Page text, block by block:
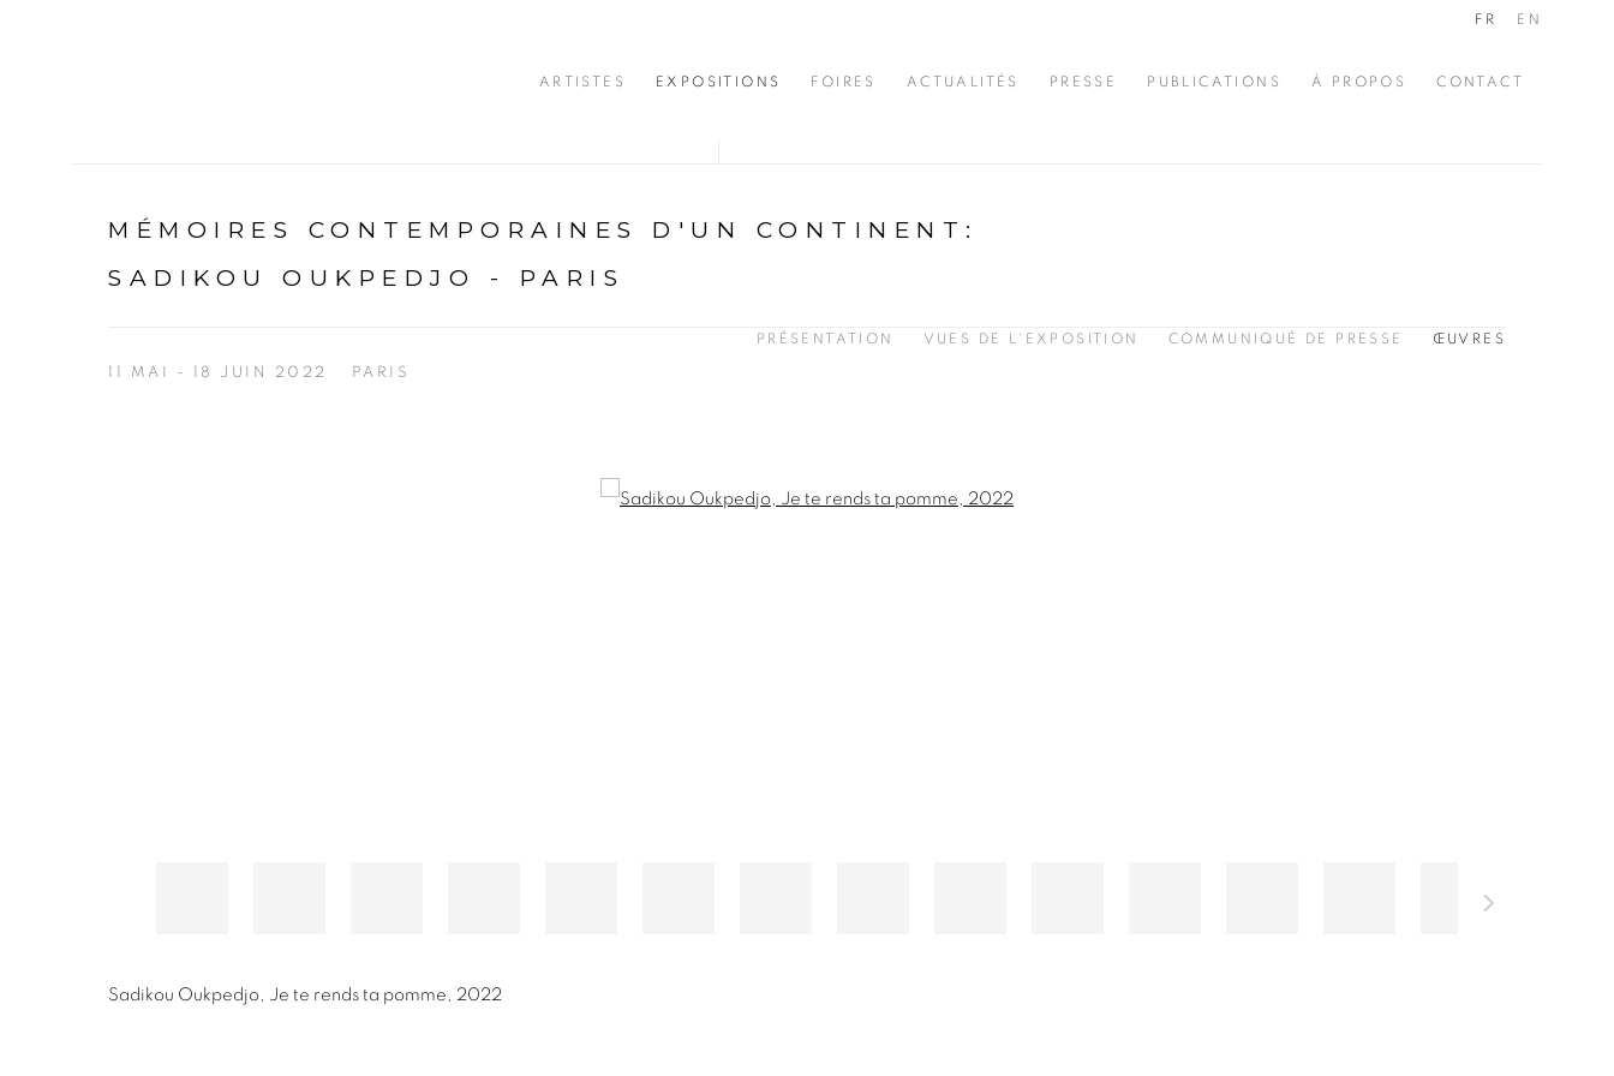
ARTISTES EXPOSITIONS FOIRES ACTUALITÉS PRESSE PUBLICATIONS À PROPOS CONTACT
FR EN
MÉMOIRES CONTEMPORAINES D'UN CONTINENT :
SADIKOU OUKPEDJO - PARIS
11 MAI - 18 JUIN 2022 PARIS
PRÉSENTATION VUES DE L'EXPOSITION COMMUNIQUÉ DE PRESSE ŒUVRES
Sadikou Oukpedjo, Je te rends ta pomme , 2022